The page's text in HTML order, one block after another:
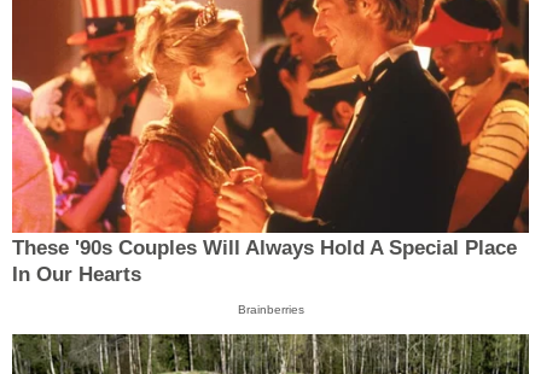
These '90s Couples Will Always Hold A Special Place
In Our Hearts
Brainberries